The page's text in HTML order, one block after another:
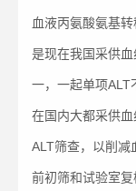
血液丙氨酸氨基
是现在我国采供
一，一起单项ALT
在国内大都采供
ALT筛查，以削减
前初筛和试验室